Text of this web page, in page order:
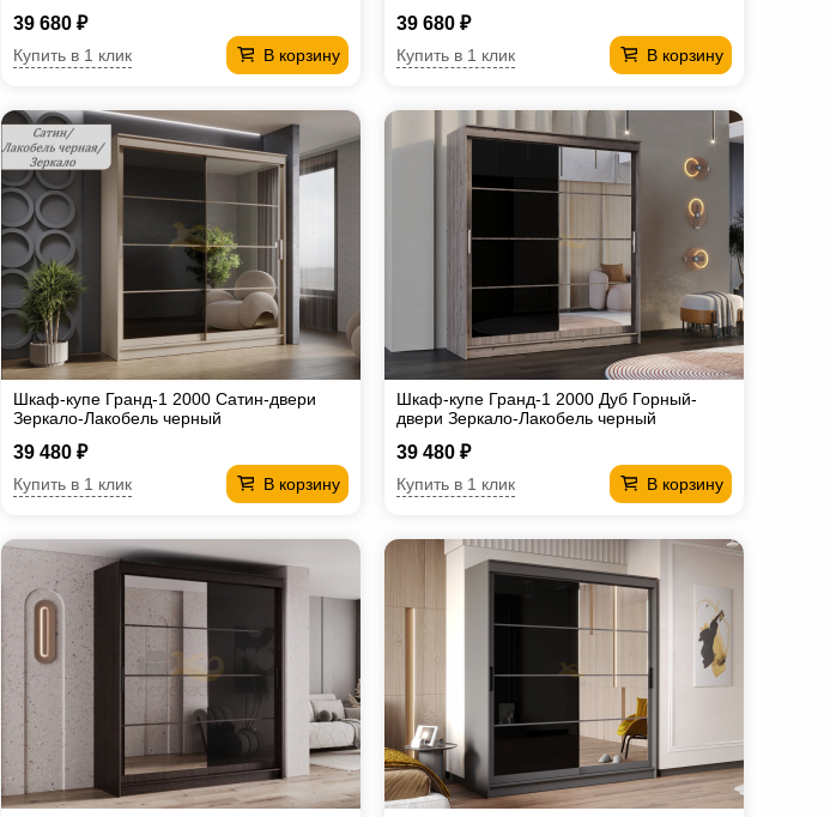
39 680 ₽
В корзину
Купить в 1 клик
39 680 ₽
В корзину
Купить в 1 клик
Шкаф-купе Гранд-1 2000 Сатин-двери
Зеркало-Лакобель черный
39 480 ₽
В корзину
Купить в 1 клик
Шкаф-купе Гранд-1 2000 Дуб Горный-
двери Зеркало-Лакобель черный
39 480 ₽
В корзину
Купить в 1 клик